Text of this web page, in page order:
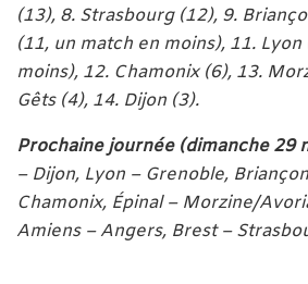
(13), 8. Strasbourg (12), 9.
(11, un match en moins), 11.
moins), 12. Chamonix (6), 13.
Gêts (4), 14. Dijon (3).
Prochaine journée (dimanche 29
– Dijon, Lyon – Grenoble,
Chamonix, Épinal – Morzine/
Amiens – Angers, Brest –